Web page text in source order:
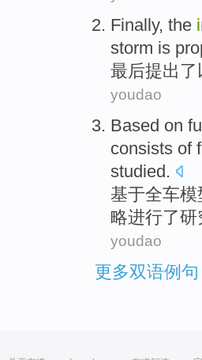
Finally, the
storm is
最后提出了
youdao
Based on
consists of
studied.
基于全车模
略进行了研
youdao
更多双语例句